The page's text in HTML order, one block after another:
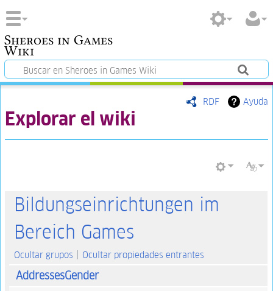
Sheroes in Games
Wiki
RDF Ayuda
Explorar el wiki
Bildungseinrichtungen im
Bereich Games
Ocultar grupos Ocultar propiedades entrantes
AddressesGender